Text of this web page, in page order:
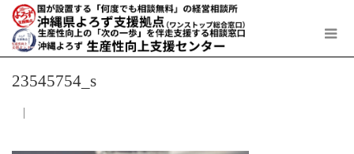
23545754_s